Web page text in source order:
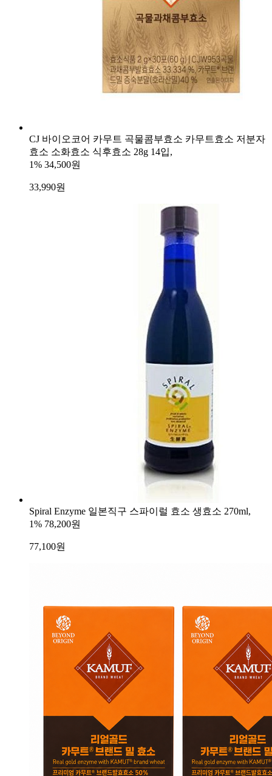
CJ 바이오코어 카무트 곡물콤부효소 카무트효소 저분자
효소 소화효소 식후효소 28g 14입,
1% 34,500원
33,990원
Spiral Enzyme 일본직구 스파이럴 효소 생효소 270ml,
1% 78,200원
77,100원